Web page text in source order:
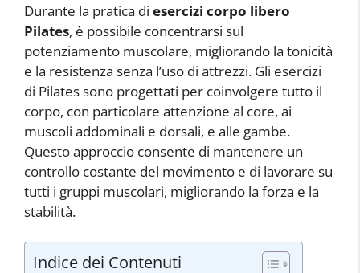
Durante la pratica di esercizi corpo libero
Pilates, è possibile concentrarsi sul
potenziamento muscolare, migliorando la tonicità
e la resistenza senza l’uso di attrezzi. Gli esercizi
di Pilates sono progettati per coinvolgere tutto il
corpo, con particolare attenzione al core, ai
muscoli addominali e dorsali, e alle gambe.
Questo approccio consente di mantenere un
controllo costante del movimento e di lavorare su
tutti i gruppi muscolari, migliorando la forza e la
stabilità.
Indice dei Contenuti